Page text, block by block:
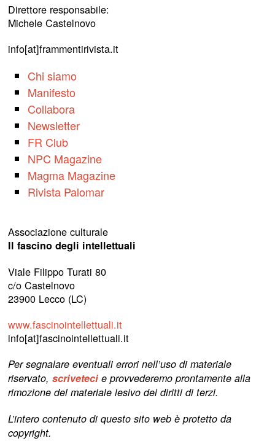
Direttore responsabile:
Michele Castelnovo
info[at]frammentirivista.it
Chi siamo
Manifesto
Collabora
Newsletter
FR Club
NPC Magazine
Magma Magazine
Rivista Palomar
Associazione culturale
Il fascino degli intellettuali
Viale Filippo Turati 80
c/o Castelnovo
23900 Lecco (LC)
www.fascinointellettuali.it
info[at]fascinointellettuali.it
Per segnalare eventuali errori nell’uso di materiale
riservato,scriveteci e provvederemo prontamente alla
rimozione del materiale lesivo dei diritti di terzi.
L’intero contenuto di questo sito web è protetto da
copyright.